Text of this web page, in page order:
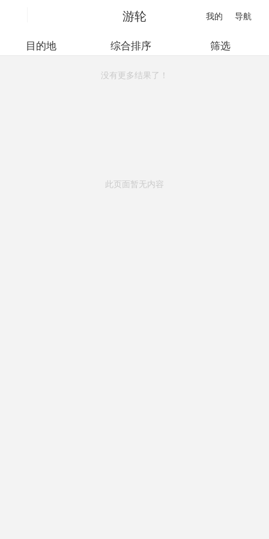
我的 导航
游轮
没有更多结果了！
此页面暂无内容
目的地 综合排序 筛选